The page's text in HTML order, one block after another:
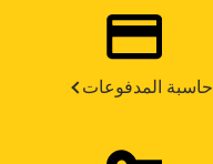
حاسبة المدفوعات